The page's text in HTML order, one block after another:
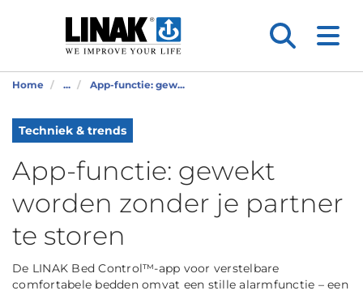
Home ... App-functie: gew...
Techniek & trends
App-functie: gewekt
worden zonder je partner
te storen
De LINAK Bed Control™-app voor verstelbare
comfortabele bedden omvat een stille alarmfunctie – een